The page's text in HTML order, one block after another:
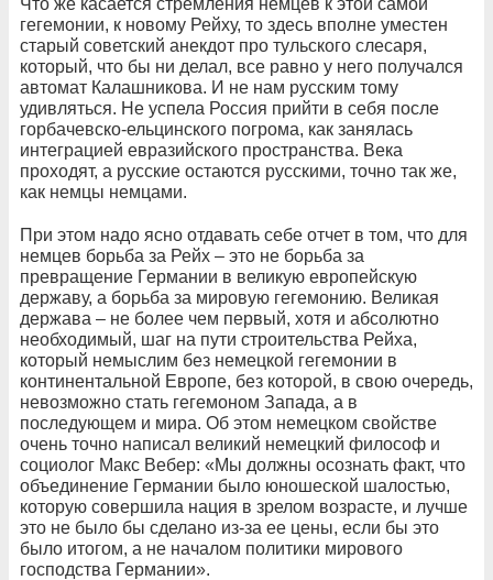
гегемонии, к новому Рейху, то здесь вполне уместен
старый советский анекдот про тульского слесаря,
который, что бы ни делал, все равно у него получался
автомат Калашникова. И не нам русским тому
удивляться. Не успела Россия прийти в себя после
горбачевско-ельцинского погрома, как занялась
интеграцией евразийского пространства. Века
проходят, а русские остаются русскими, точно так же,
как немцы немцами.
При этом надо ясно отдавать себе отчет в том, что для
немцев борьба за Рейх – это не борьба за
превращение Германии в великую европейскую
державу, а борьба за мировую гегемонию. Великая
держава – не более чем первый, хотя и абсолютно
необходимый, шаг на пути строительства Рейха,
который немыслим без немецкой гегемонии в
континентальной Европе, без которой, в свою очередь,
невозможно стать гегемоном Запада, а в
последующем и мира. Об этом немецком свойстве
очень точно написал великий немецкий философ и
социолог Макс Вебер: «Мы должны осознать факт, что
объединение Германии было юношеской шалостью,
которую совершила нация в зрелом возрасте, и лучше
это не было бы сделано из-за ее цены, если бы это
было итогом, а не началом политики мирового
господства Германии».